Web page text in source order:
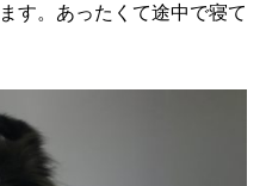
す。あったくて途中で寝て